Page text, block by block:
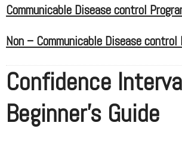
Communicable Disease control
Non – Communicable Disease control
Confidence
Beginner’s Guide